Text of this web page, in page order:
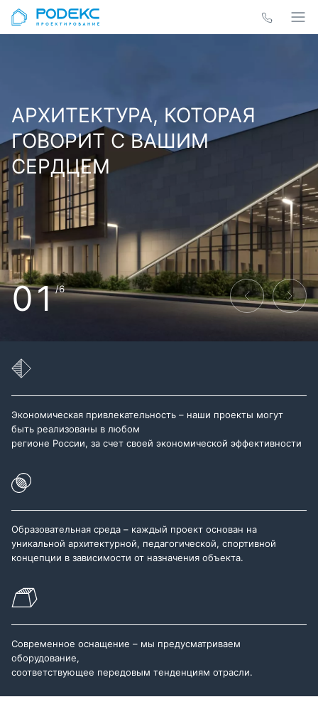
АРХИТЕКТУРА, КОТОРАЯ
ГОВОРИТ С ВАШИМ
СЕРДЦЕМ
01/6
Экономическая привлекательность – наши проекты могут
быть реализованы в любом
регионе России, за счет своей экономической эффективности
Образовательная среда – каждый проект основан на
уникальной архитектурной, педагогической, спортивной
концепции в зависимости от назначения объекта.
Современное оснащение – мы предусматриваем
оборудование,
соответствующее передовым тенденциям отрасли.